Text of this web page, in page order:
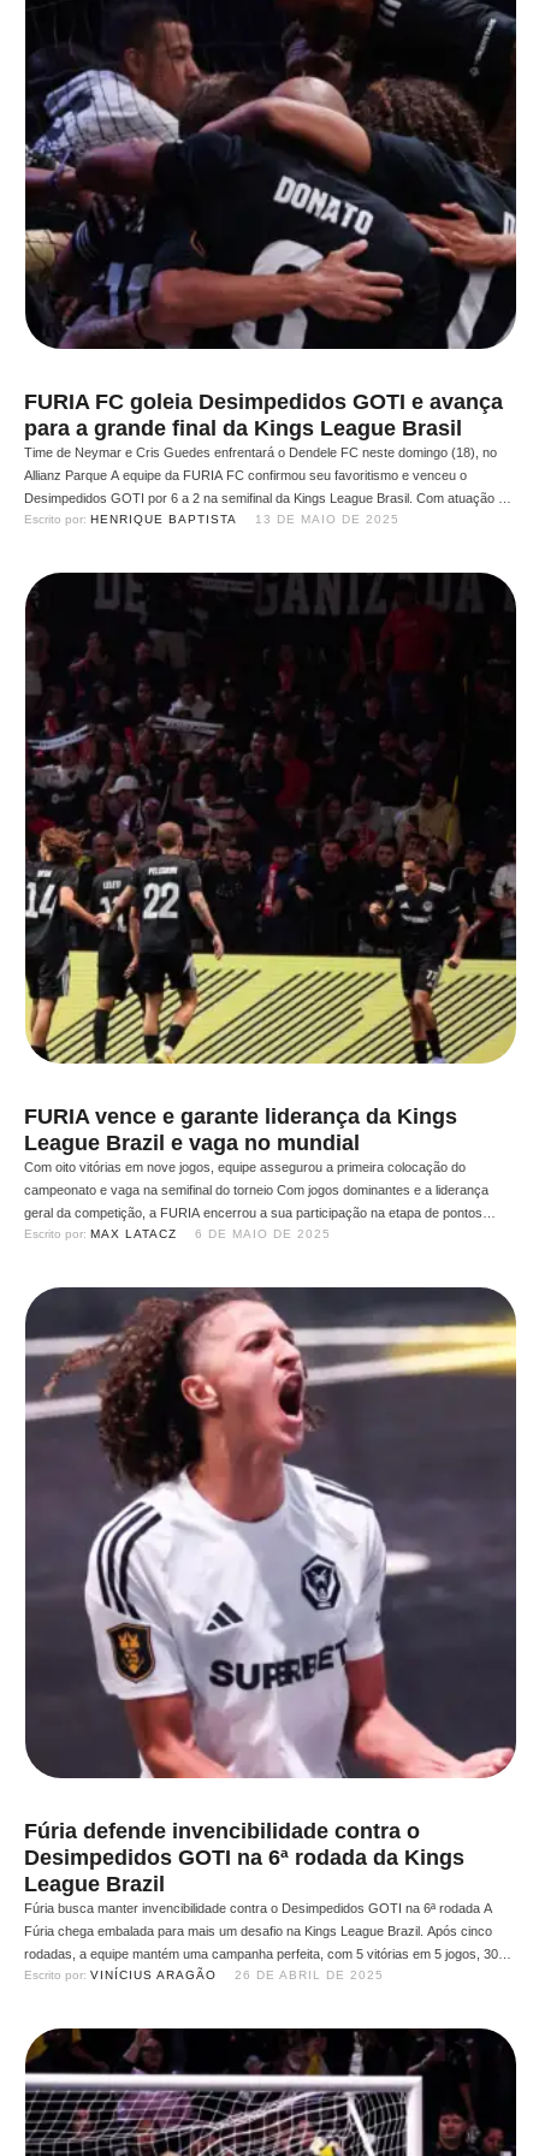
FURIA FC goleia Desimpedidos GOTI e avança
para a grande final da Kings League Brasil
Time de Neymar e Cris Guedes enfrentará o Dendele FC neste domingo (18), no
Allianz Parque A equipe da FURIA FC confirmou seu favoritismo e venceu o
Desimpedidos GOTI por 6 a 2 na semifinal da Kings League Brasil. Com atuação de
gala de seus três wildcards, a Pantera dominou a partida e garantiu vaga …
Escrito por: HENRIQUE BAPTISTA 13 DE MAIO DE 2025
FURIA vence e garante liderança da Kings
League Brazil e vaga no mundial
Com oito vitórias em nove jogos, equipe assegurou a primeira colocação do
campeonato e vaga na semifinal do torneio Com jogos dominantes e a liderança
geral da competição, a FURIA encerrou a sua participação na etapa de pontos
corridos da Kings League Brazil, ao vencer o Fluxo por 5 a 2. Nos nove jogos da
Escrito por: MAX LATACZ 6 DE MAIO DE 2025
Fúria defende invencibilidade contra o
Desimpedidos GOTI na 6ª rodada da Kings
League Brazil
Fúria busca manter invencibilidade contra o Desimpedidos GOTI na 6ª rodada A
Fúria chega embalada para mais um desafio na Kings League Brazil. Após cinco
rodadas, a equipe mantém uma campanha perfeita, com 5 vitórias em 5 jogos, 30
gols marcados e apenas 12 sofridos, números que a consolidam como líder
Escrito por: VINÍCIUS ARAGÃO 26 DE ABRIL DE 2025